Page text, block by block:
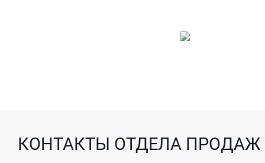
КОНТАКТЫ ОТДЕЛА ПРОДАЖ